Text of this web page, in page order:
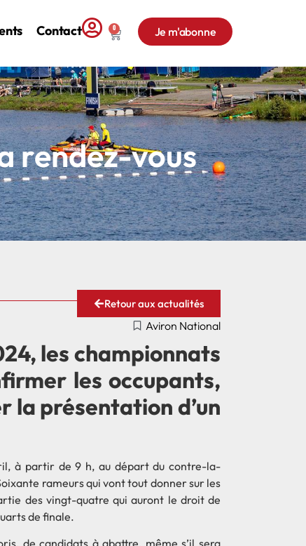
Contact 0 Je m'abonne
rendez-vous
Retour aux actualités
Aviron National
les championnats
les occupants,
la présentation d’un
à partir de 9 h, au départ du contre-la-
rameurs qui vont tout donner sur les
des vingt-quatre qui auront le droit de
de finale.